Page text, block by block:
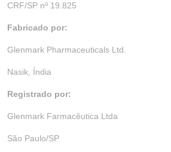
CRF/SP nº 19.825
Fabricado por:
Glenmark Pharmaceuticals Ltd.
Nasik, Índia
Registrado por:
Glenmark Farmacêutica Ltda
São Paulo/SP